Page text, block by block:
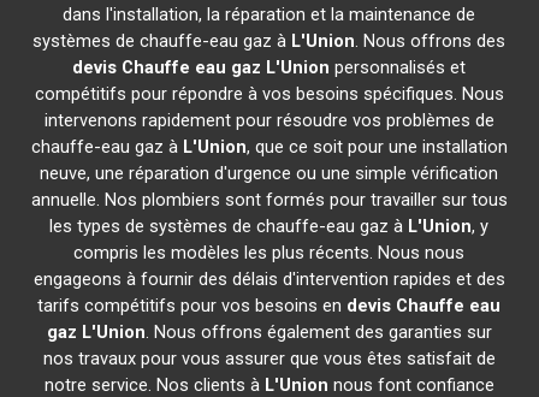
dans l'installation, la réparation et la maintenance de
systèmes de chauffe-eau gaz à L'Union. Nous offrons des
devis Chauffe eau gaz L'Union personnalisés et
compétitifs pour répondre à vos besoins spécifiques. Nous
intervenons rapidement pour résoudre vos problèmes de
chauffe-eau gaz à L'Union, que ce soit pour une installation
neuve, une réparation d'urgence ou une simple vérification
annuelle. Nos plombiers sont formés pour travailler sur tous
les types de systèmes de chauffe-eau gaz à L'Union, y
compris les modèles les plus récents. Nous nous
engageons à fournir des délais d'intervention rapides et des
tarifs compétitifs pour vos besoins en devis Chauffe eau
gaz L'Union. Nous offrons également des garanties sur
nos travaux pour vous assurer que vous êtes satisfait de
notre service. Nos clients à L'Union nous font confiance